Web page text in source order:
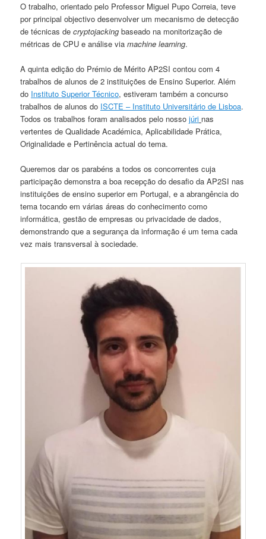
O trabalho, orientado pelo Professor Miguel Pupo Correia, teve
por principal objectivo desenvolver um mecanismo de detecção
de técnicas decryptojackingbaseado na monitorização de
métricas de CPU e análise viamachine learning.
A quinta edição do Prémio de Mérito AP2SI contou com 4
trabalhos de alunos de 2 instituições de Ensino Superior. Além
do Instituto Superior Técnico, estiveram também a concurso
trabalhos de alunos do ISCTE – Instituto Universitário de Lisboa.
Todos os trabalhos foram analisados pelo nossojúri nas
vertentes de Qualidade Académica, Aplicabilidade Prática,
Originalidade e Pertinência actual do tema.
Queremos dar os parabéns a todos os concorrentes cuja
participação demonstra a boa recepção do desafio da AP2SI nas
instituições de ensino superior em Portugal, e a abrangência do
tema tocando em várias áreas do conhecimento como
informática, gestão de empresas ou privacidade de dados,
demonstrando que a segurança da informação é um tema cada
vez mais transversal à sociedade.